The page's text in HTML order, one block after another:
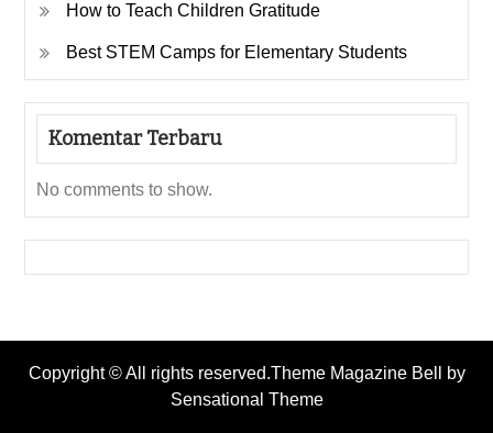
How to Teach Children Gratitude
Best STEM Camps for Elementary Students
Komentar Terbaru
No comments to show.
Copyright © All rights reserved.Theme Magazine Bell by
Sensational Theme